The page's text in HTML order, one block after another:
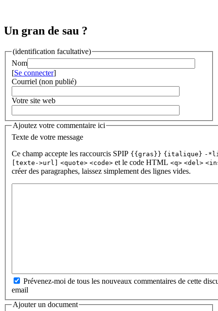
Un gran de sau ?
(identification facultative)
Nom
[Se connecter]
Courriel (non publié)
Votre site web
Ajoutez votre commentaire ici
Texte de votre message
Ce champ accepte les raccourcis SPIP {{gras}} {italique} -
[texte->url] <quote> <code> et le code HTML <q> <del>
créer des paragraphes, laissez simplement des lignes vides.
Prévenez-moi de tous les nouveaux commentaires de cette
email
Ajouter un document